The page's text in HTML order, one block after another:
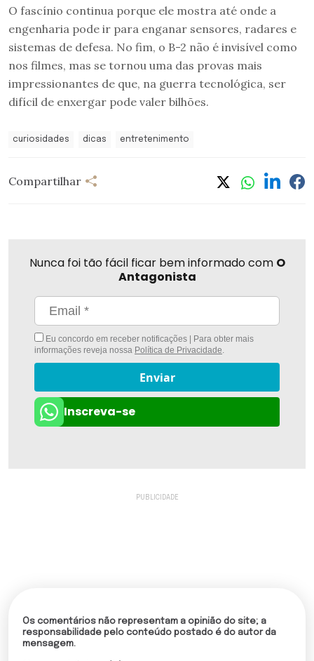
O fascínio continua porque ele mostra até onde a
engenharia pode ir para enganar sensores, radares e
sistemas de defesa. No fim, o B-2 não é invisível como
nos filmes, mas se tornou uma das provas mais
impressionantes de que, na guerra tecnológica, ser
difícil de enxergar pode valer bilhões.
curiosidades dicas entretenimento
Compartilhar
Nunca foi tão fácil ficar bem informado com O
Antagonista
Eu concordo em receber notificações | Para obter mais
informações reveja nossa Política de Privacidade.
Enviar
Inscreva-se
Os comentários não representam a opinião do site; a
responsabilidade pelo conteúdo postado é do autor da
mensagem.